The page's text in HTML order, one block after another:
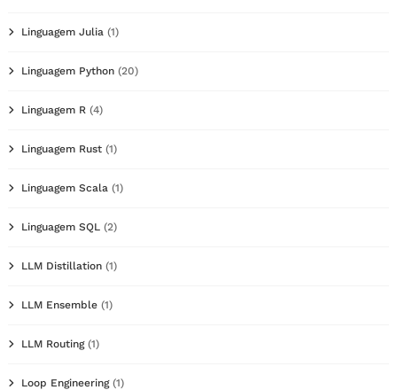
Linguagem Julia (1)
Linguagem Python (20)
Linguagem R (4)
Linguagem Rust (1)
Linguagem Scala (1)
Linguagem SQL (2)
LLM Distillation (1)
LLM Ensemble (1)
LLM Routing(1)
Loop Engineering(1)